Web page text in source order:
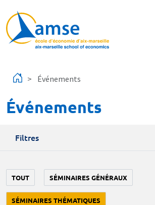
Événements
Événements
Filtres
TOUT SÉMINAIRES GÉNÉRAUX
SÉMINAIRES THÉMATIQUES